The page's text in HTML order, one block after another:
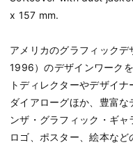
x 157 mm.
アメリカのグラフィック
1996）のデザインワーク
トディレクターやデザイ
ダイアローグほか、豊富
ンザ・グラフィック・ギ
ロゴ、ポスター、絵本な